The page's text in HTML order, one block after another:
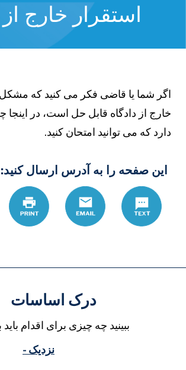
استقرار خارج از
اگر شما یا قاضی فکر می کنید که مشکل
خارج از دادگاه قابل حل است، در اینجا چند
دارد که می توانید امتحان کنید.
این صفحه را به آدرس ارسال کنید:
Text
Email چاپ
درک اساسات
ببینید چه چیزی برای اقدام باید
نزدیک -